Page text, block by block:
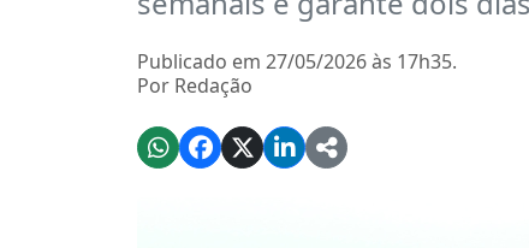
Publicado em 27/05/2026 às 17h35.
Por Redação